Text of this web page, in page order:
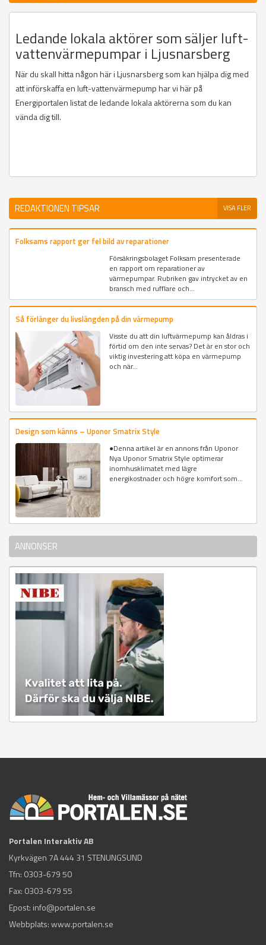
Ledande lokala aktörer som säljer luft-
vattenvärmepumpar i Ljusnarsberg
När du skall hitta någon här i Ljusnarsberg som kan hjälpa dig med
att införskaffa en luft-vattenvärmepump har vi här på
Energiportalen listat de ledande lokala aktörerna som du kan
vända dig till.
REDAKTIONEN TIPSAR VISA FLER
Folksams rapport ger fel bild av reparationer
Försäkringsbolaget Folksam presenterade
en rapport om reparationer av
värmepumpar. Rubriken gav intrycket av en
bransch med rufflare och...
Så förlänger du livslängden på din värmepump
Visste du att din luftvärmepump kan åldras i
förtid om den inte servas? Det är en stor och
viktig investering att köpa en värmepump
och när...
Design som känns – Uponor Smatrix Style
●Denna artikel är en annons från Uponor
Nya Uponor Smatrix Style optimerar
inomhusklimatet med lägre
energikostnader och högre komfort som...
ANNONSER
Portalen Interaktiv AB
Kyrkvägen 7A 444 31 STENUNGSUND
Tfn: 0303-679 50
Fax: 0303-679 55
Epost: info@portalen.se
Webbplats: www.portalen.se